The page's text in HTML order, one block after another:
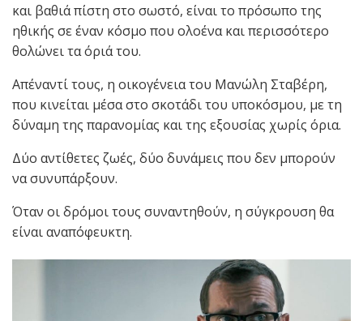
και βαθιά πίστη στο σωστό, είναι το πρόσωπο της
ηθικής σε έναν κόσμο που ολοένα και περισσότερο
θολώνει τα όριά του.
Απέναντί τους, η οικογένεια του Μανώλη Σταβέρη,
που κινείται μέσα στο σκοτάδι του υποκόσμου, με τη
δύναμη της παρανομίας και της εξουσίας χωρίς όρια.
Δύο αντίθετες ζωές, δύο δυνάμεις που δεν μπορούν
να συνυπάρξουν.
Όταν οι δρόμοι τους συναντηθούν, η σύγκρουση θα
είναι αναπόφευκτη.